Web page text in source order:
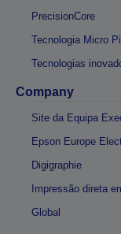
PrecisionCore
Tecnologia Micro
Tecnologias
Company
Site da Equipa
Epson Europe
Digigraphie
Impressão direta
Global